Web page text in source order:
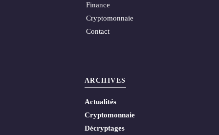
Finance
Cryptomonnaie
Contact
ARCHIVES
Actualités
Cryptomonnaie
Décryptages